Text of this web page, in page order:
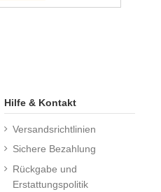
Hilfe & Kontakt
Versandsrichtlinien
Sichere Bezahlung
Rückgabe und
Erstattungspolitik